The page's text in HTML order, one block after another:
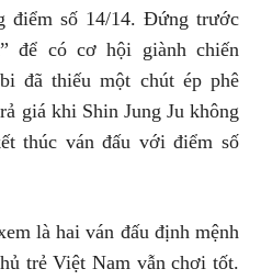
điểm số 14/14. Đứng trước
để có cơ hội giành chiến
đã thiếu một chút ép phê
giá khi Shin Jung Ju không
thúc ván đấu với điểm số
là hai ván đấu định mệnh
trẻ Việt Nam vẫn chơi tốt.